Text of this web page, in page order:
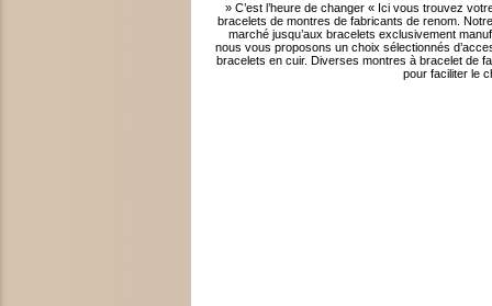
» C’est l’heure de changer « Ici vous trouvez
bracelets de montres de fabricants de renom.
marché jusqu’aux bracelets exclusivement
nous vous proposons un choix sélectionnés
bracelets en cuir. Diverses montres à bracelet de
pour faciliter le